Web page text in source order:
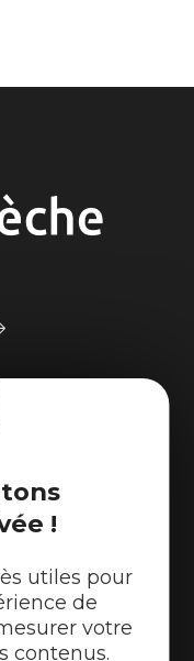
!
utiles pour
de
votre
contenus.